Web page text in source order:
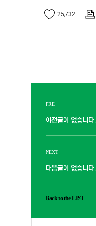
25,732
PRE
이전글이 없습니다.
NEXT
다음글이 없습니다.
Back to the LIST